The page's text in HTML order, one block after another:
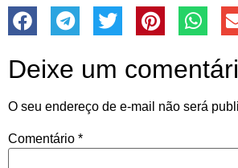
Deixe um
O seu endereço de e-mail não será
Comentário *